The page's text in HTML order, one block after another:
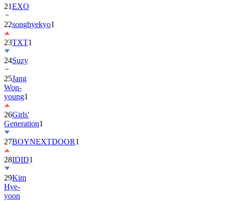
22songhyekyo
23TXT1
24Suzy
25Jang
Won-
young1
26Girls'
Generation
27BOYNEXTDOOR
28IDID1
29Kim
Hye-
yoon
30BABYMONSTER